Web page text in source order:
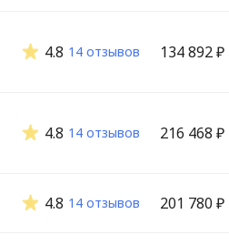
4.8 14 отзывов 134 892 ₽
4.8 14 отзывов 216 468 ₽
4.8 14 отзывов 201 780 ₽